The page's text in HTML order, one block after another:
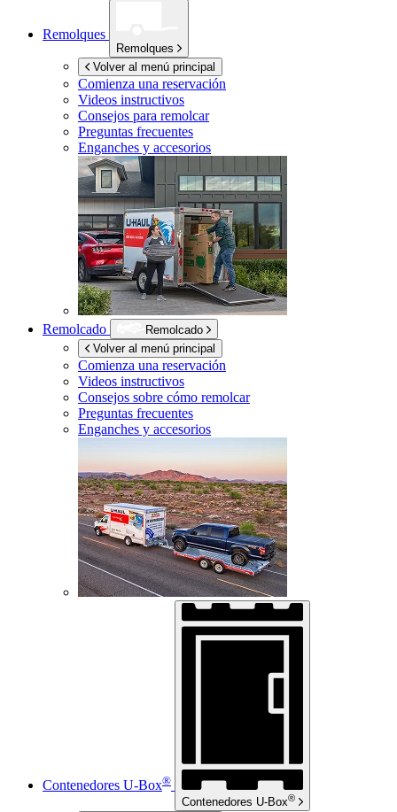
Remolques
Remolques
Volver al menú principal
Comienza una reservación
Videos instructivos
Consejos para remolcar
Preguntas frecuentes
Enganches y accesorios
Remolcado
Remolcado
Volver al menú principal
Comienza una reservación
Videos instructivos
Consejos sobre cómo remolcar
Preguntas frecuentes
Enganches y accesorios
Contenedores U-Box®
Contenedores U-Box®